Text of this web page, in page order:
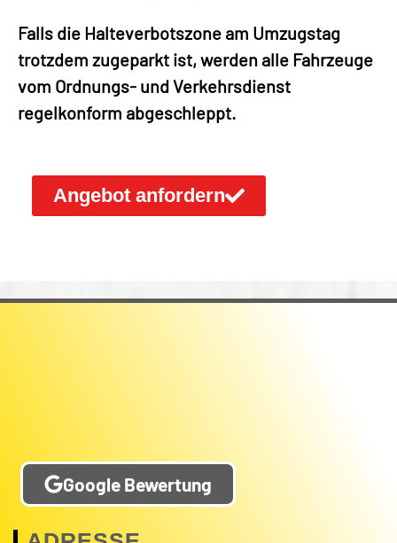
Falls die Halteverbotszone am Umzugstag
trotzdem zugeparkt ist, werden alle Fahrzeuge
vom Ordnungs- und Verkehrsdienst
regelkonform abgeschleppt.
Angebot anfordern
Google Bewertung